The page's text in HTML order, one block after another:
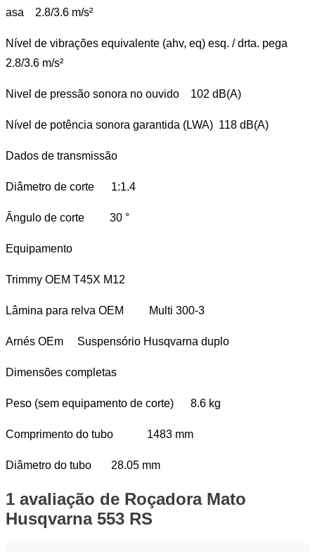
asa 2.8/3.6 m/s²
Nível de vibrações equivalente (ahv, eq) esq. / drta. pega
2.8/3.6 m/s²
Nivel de pressão sonora no ouvido 102 dB(A)
Nível de potência sonora garantida (LWA) 118 dB(A)
Dados de transmissão
Diâmetro de corte 1:1.4
Ângulo de corte 30 °
Equipamento
Trimmy OEM T45X M12
Lâmina para relva OEM Multi 300-3
Arnés OEm Suspensório Husqvarna duplo
Dimensões completas
Peso (sem equipamento de corte) 8.6 kg
Comprimento do tubo 1483 mm
Diâmetro do tubo 28.05 mm
1 avaliação de Roçadora Mato
Husqvarna 553 RS